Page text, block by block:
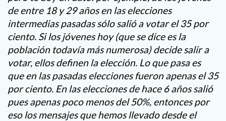
de entre 18 y 29 años en las elecciones
intermedias pasadas sólo salió a votar el 35 por
ciento. Si los jóvenes hoy (que se dice es la
población todavía más numerosa) decide salir a
votar, ellos definen la elección. Lo que pasa es
que en las pasadas elecciones fueron apenas el 35
por ciento. En las elecciones de hace 6 años salió
pues apenas poco menos del 50%, entonces por
eso los mensajes que hemos llevado desde el